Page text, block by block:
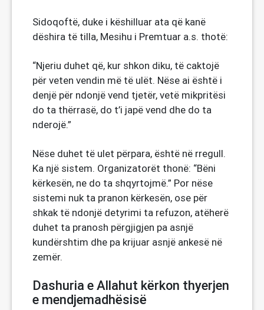
Sidoqoftë, duke i këshilluar ata që kanë
dëshira të tilla, Mesihu i Premtuar a.s. thotë:
“Njeriu duhet që, kur shkon diku, të caktojë
për veten vendin më të ulët. Nëse ai është i
denjë për ndonjë vend tjetër, vetë mikpritësi
do ta thërrasë, do t’i japë vend dhe do ta
nderojë.”
Nëse duhet të ulet përpara, është në rregull.
Ka një sistem. Organizatorët thonë: “Bëni
kërkesën, ne do ta shqyrtojmë.” Por nëse
sistemi nuk ta pranon kërkesën, ose për
shkak të ndonjë detyrimi ta refuzon, atëherë
duhet ta pranosh përgjigjen pa asnjë
kundërshtim dhe pa krijuar asnjë ankesë në
zemër.
Dashuria e Allahut kërkon thyerjen
e mendjemadhësisë